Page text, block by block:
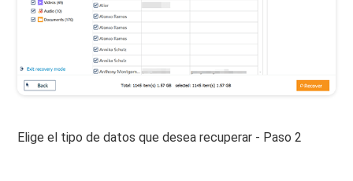
Elige el tipo de datos que desea recuperar - Paso 2